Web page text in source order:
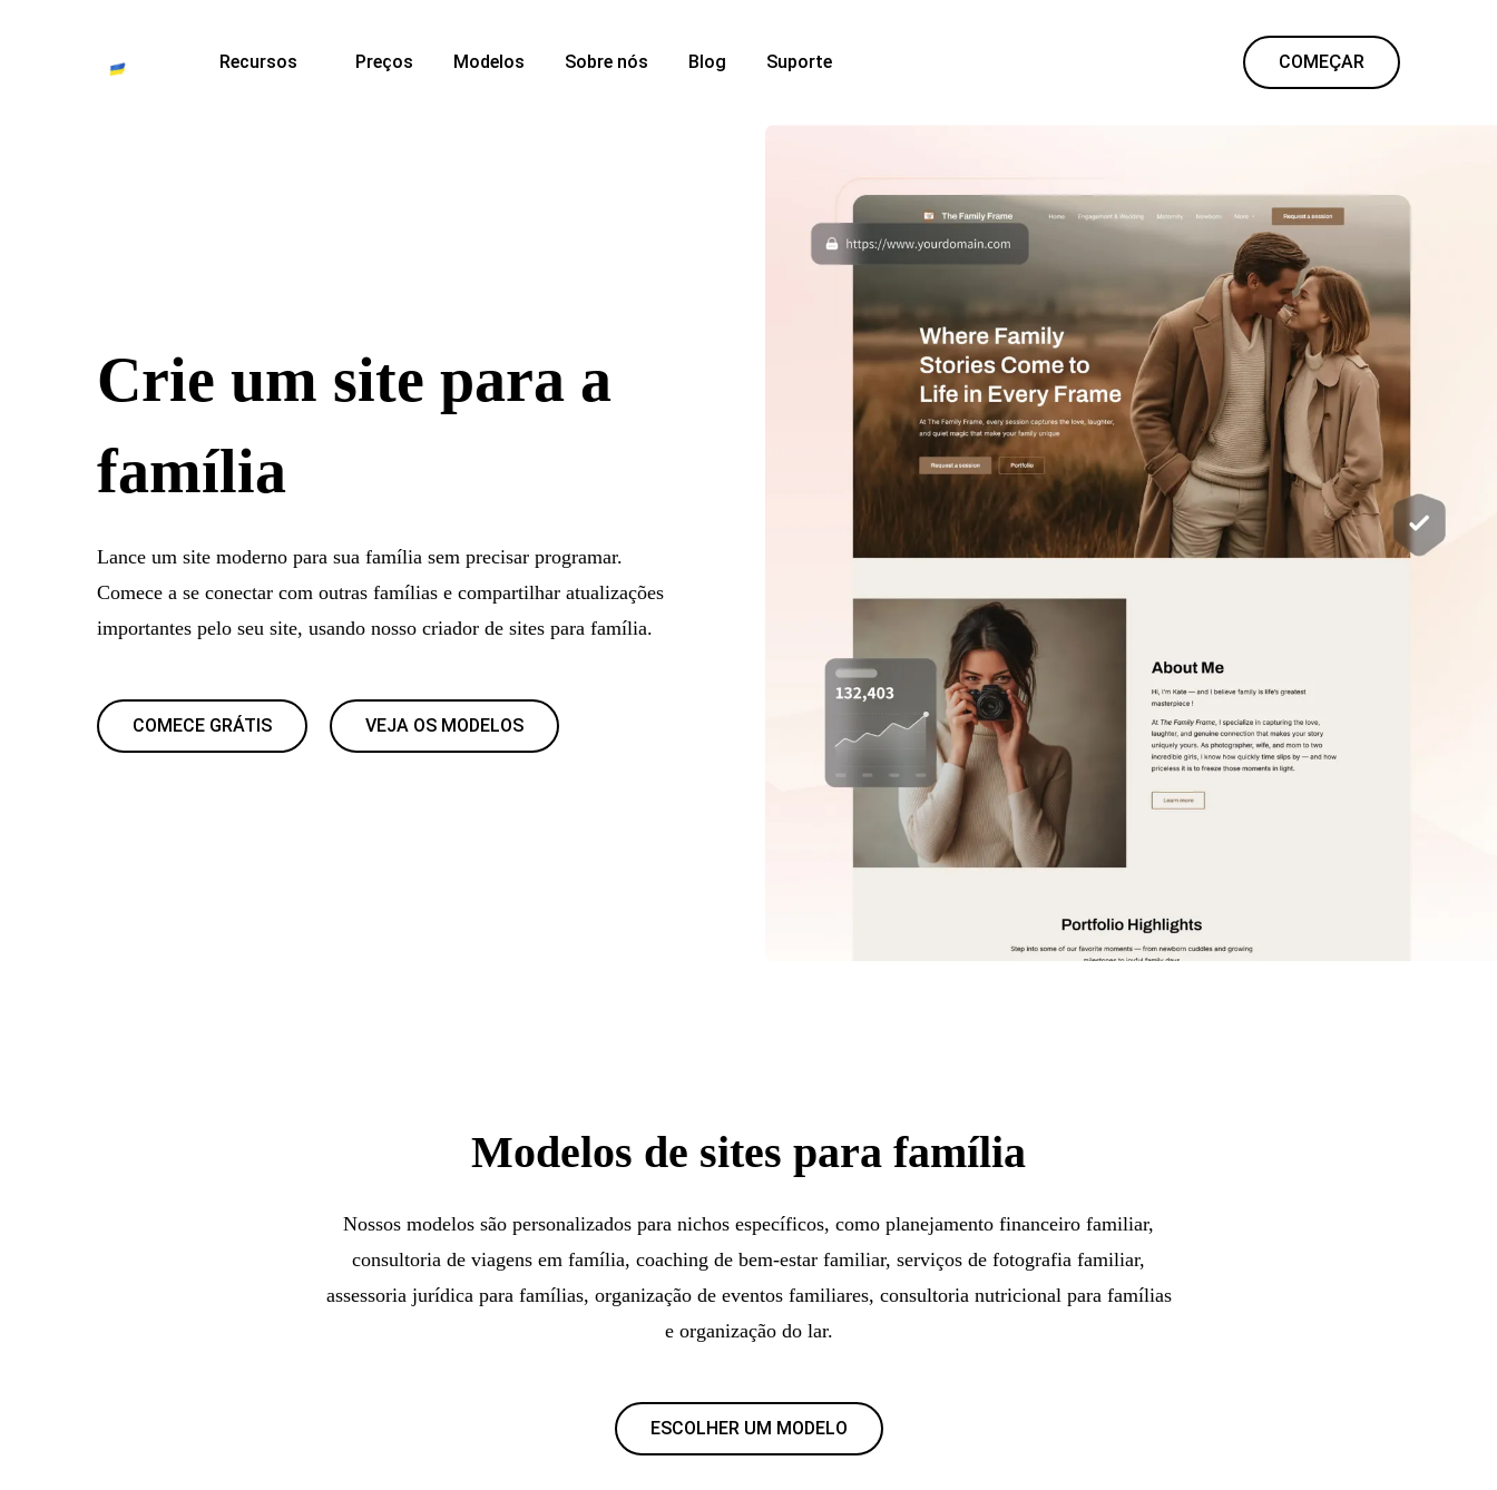
Recursos Preços Modelos Sobre nós Blog Suporte COMEÇAR
Crie um site para a
família
Lance um site moderno para sua família sem precisar programar.
Comece a se conectar com outras famílias e compartilhar atualizações
importantes pelo seu site, usando nosso criador de sites para família.
COMECE GRÁTIS VEJA OS MODELOS
Modelos de sites para família
Nossos modelos são personalizados para nichos específicos, como planejamento financeiro familiar,
consultoria de viagens em família, coaching de bem-estar familiar, serviços de fotografia familiar,
assessoria jurídica para famílias, organização de eventos familiares, consultoria nutricional para famílias
e organização do lar.
ESCOLHER UM MODELO